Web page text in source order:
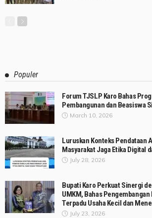
Populer
Forum TJSLP Karo Bahas
Pembangunan dan Beasiswa
March 10, 2026
Luruskan Konteks Pendataan
Masyarakat Jaga Etika Digital
July 28, 2026
Bupati Karo Perkuat Sinergi
UMKM, Bahas Pengembangan
Terpadu Usaha Kecil dan
July 23, 2026